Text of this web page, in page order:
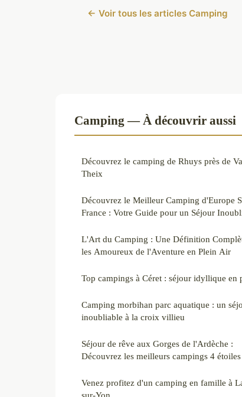
← Voir tous les articles Camping
Camping — À découvrir aussi
Découvrez le camping de Rhuys près de
Theix
Découvrez le Meilleur Camping d'Europe
France : Votre Guide pour un Séjour
L'Art du Camping : Une Définition
les Amoureux de l'Aventure en Plein Air
Top campings à Céret : séjour idyllique en
Camping morbihan parc aquatique : un
inoubliable à la croix villieu
Séjour de rêve aux Gorges de l'Ardèche :
Découvrez les meilleurs campings 4 étoiles
Venez profitez d'un camping en famille à
sur-Yon